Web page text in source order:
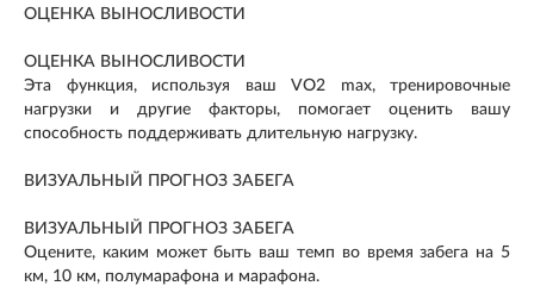
ОЦЕНКА ВЫНОСЛИВОСТИ
ОЦЕНКА ВЫНОСЛИВОСТИ
Эта функция, используя ваш VO2 max, тренировочные
нагрузки и другие факторы, помогает оценить вашу
способность поддерживать длительную нагрузку.
ВИЗУАЛЬНЫЙ ПРОГНОЗ ЗАБЕГА
ВИЗУАЛЬНЫЙ ПРОГНОЗ ЗАБЕГА
Оцените, каким может быть ваш темп во время забега на 5
км, 10 км, полумарафона и марафона.